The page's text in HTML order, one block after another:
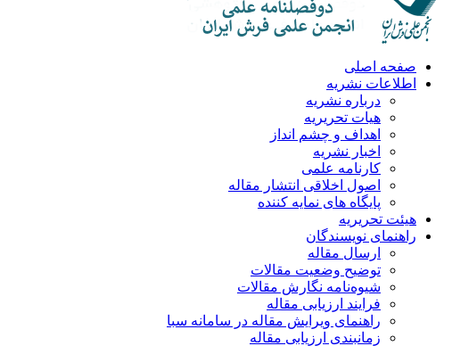
صفحه اصلی
اطلاعات نشریه
درباره نشریه
هیات تحریریه
اهداف و چشم انداز
اخبار نشریه
کارنامه علمی
اصول اخلاقی انتشار مقاله
پایگاه های نمایه کننده
هیئت تحریریه
راهنمای نویسندگان
ارسال مقاله
توضیح وضعیت مقالات
شیوه‌نامه نگارش مقالات
فرایند ارزیابی مقاله
راهنمای ویرایش مقاله در سامانه سبا
زمانبندی ارزیابی مقاله